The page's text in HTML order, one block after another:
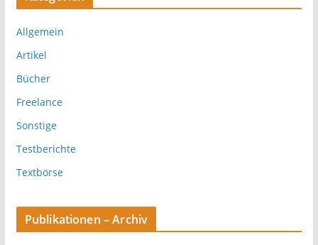
Allgemein
Artikel
Bücher
Freelance
Sonstige
Testberichte
Textbörse
Publikationen – Archiv